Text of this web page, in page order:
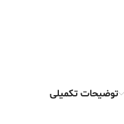
توضیحات تکمیلی